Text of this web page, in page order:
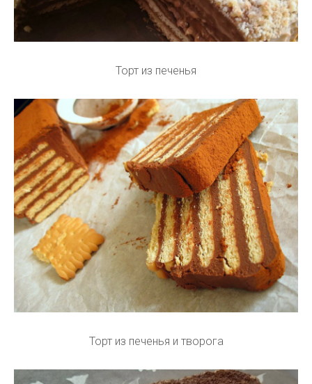
Торт из печенья
Торт из печенья и творога